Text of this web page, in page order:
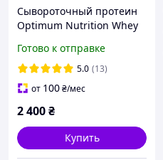
Сывороточный протеин
Optimum Nutrition Whey
роста и поддержки
мышц, восстановления
после тренировок
Готово к отправке
5.0 (13)
от 100₴/мес
2 400₴
Купить